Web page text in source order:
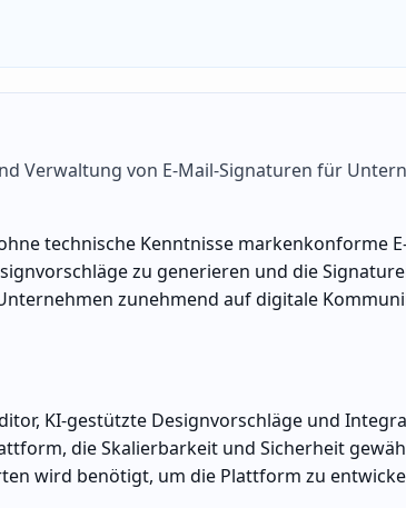
Verwaltung von E-Mail-Signaturen für
technische Kenntnisse markenkonforme
zu generieren und die
zunehmend auf digitale
KI-gestützte Designvorschläge und
die Skalierbarkeit und Sicherheit
wird benötigt, um die Plattform zu